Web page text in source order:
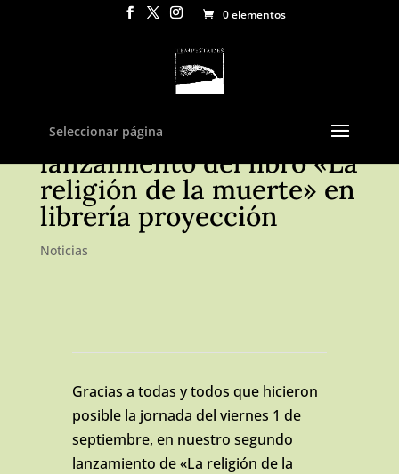
0 elementos
Seleccionar página
(Fotos) 01 de septiembre
lanzamiento del libro «La
religión de la muerte» en
librería proyección
Noticias
Gracias a todas y todos que hicieron
posible la jornada del viernes 1 de
septiembre, en nuestro segundo
lanzamiento de «La religión de la